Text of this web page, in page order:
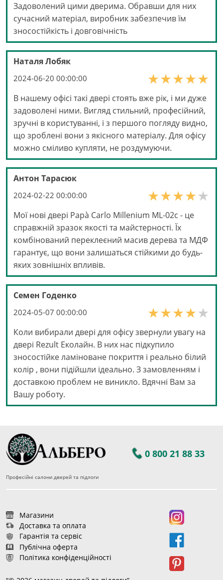
Задоволений цими дверима. Обравши для них
сучасний матеріал, виробник забезпечив їм
зносостійкість і довговічність
Наталя Лобяк
2024-06-20 00:00:00
В нашему офісі такі двері стоять вже рік, і ми дуже
задоволені ними. Вигляд стильний, професійний,
зручні в користуванні, і з першого погляду видно,
що зроблені вони з якісного матеріалу. Для офісу
можно сміливо купляти, не роздумуючи.
Антон Тарасюк
2024-02-22 00:00:00
Мої нові двері Papà Carlo Millenium ML-02с - це
справжній зразок якості та майстерності. Їх
комбінований переклеєний масив дерева та МДФ
гарантує, що вони залишаться стійкими до будь-
яких зовнішніх впливів.
Семен Годенко
2024-05-07 00:00:00
Коли вибирали двері для офісу звернули увагу на
двері Rezult Еколайн. В них нас підкупило
зносостійке ламіноване покриття і реально білий
колір , вони підійшли ідеально. З замовленням і
доставкою проблем не виникло. Вдячні Вам за
Вашу роботу.
0 800 21 88 33
Професійні салони дверей та підлоги
Магазини
Доставка та оплата
Гарантія та сервіс
Публічна оферта
Політика конфіденційності